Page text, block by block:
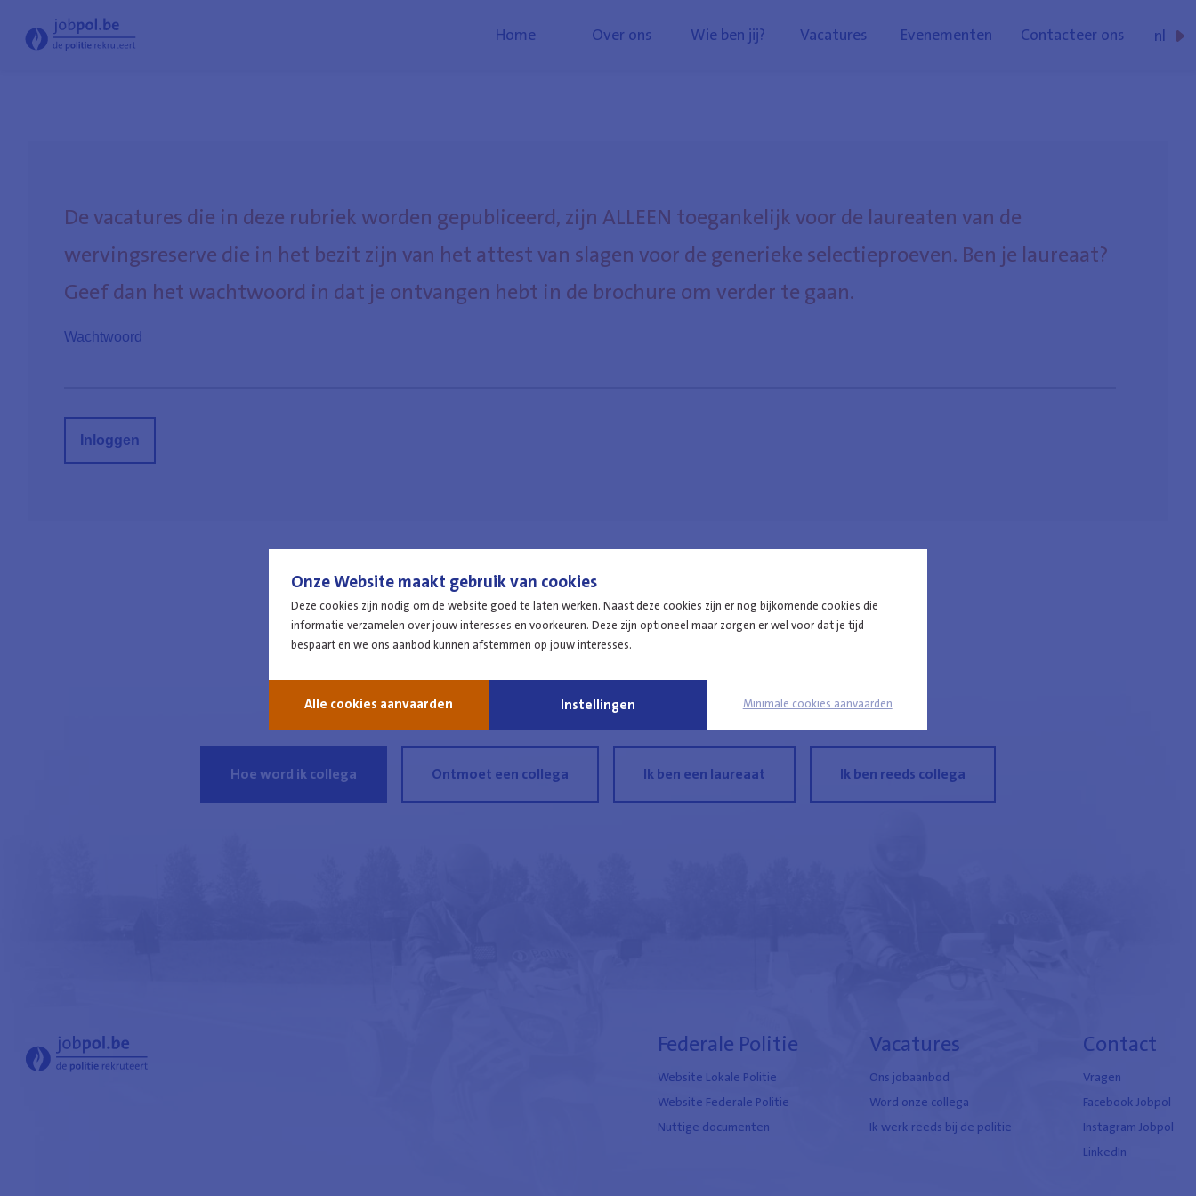
Onze Website maakt gebruik van cookies
Deze cookies zijn nodig om de website goed te laten werken. Naast deze cookies zijn er nog bijkomende cookies die
informatie verzamelen over jouw interesses en voorkeuren. Deze zijn optioneel maar zorgen er wel voor dat je tijd
bespaart en we ons aanbod kunnen afstemmen op jouw interesses.
Alle cookies aanvaarden Instellingen Minimale cookies aanvaarden
- Jobpol
Home Over ons Wie ben jij? Vacatures Evenementen Contacteer ons nl
De vacatures die in deze rubriek worden gepubliceerd, zijn ALLEEN toegankelijk voor de laureaten van de
wervingsreserve die in het bezit zijn van het attest van slagen voor de generieke selectieproeven. Ben je laureaat?
Geef dan het wachtwoord in dat je ontvangen hebt in de brochure om verder te gaan.
Wachtwoord
Werken bij de politie
Hoe word ik collega Ontmoet een collega Ik ben een laureaat Ik ben reeds collega
Jobpol
Federale Politie
Website Lokale Politie
Website Federale Politie
Nuttige documenten
Vacatures
Ons jobaanbod
Word onze collega
Ik werk reeds bij de politie
Contact
Vragen
Facebook Jobpol
Instagram Jobpol
LinkedIn